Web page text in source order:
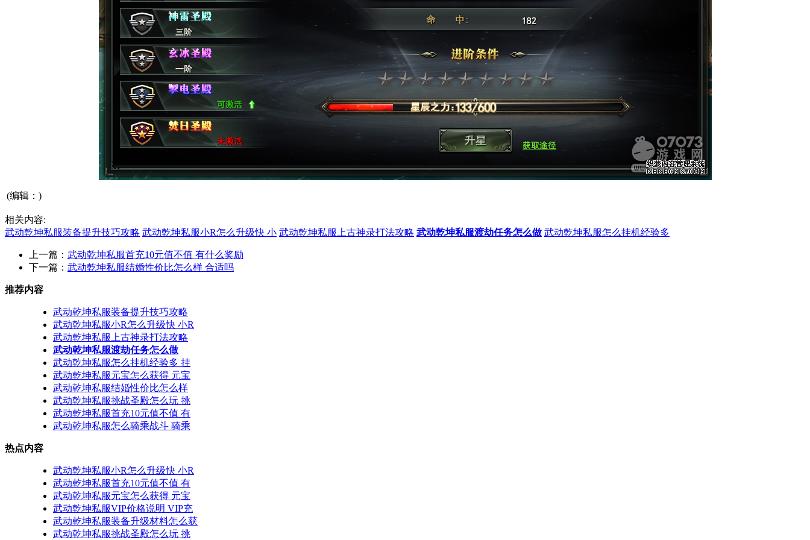
(编辑：)
相关内容:
武动乾坤私服装备提升技巧攻略 武动乾坤私服小R怎么升级快 小 武动乾坤私服上古神录打法攻略 武动乾坤私服渡劫任务怎么做 武动乾坤私服怎么挂机经验多
上一篇： 武动乾坤私服首充10元值不值 有什么奖励
下一篇： 武动乾坤私服结婚性价比怎么样 合适吗
推荐内容
武动乾坤私服装备提升技巧攻略
武动乾坤私服小R怎么升级快 小R
武动乾坤私服上古神录打法攻略
武动乾坤私服渡劫任务怎么做
武动乾坤私服怎么挂机经验多 挂
武动乾坤私服元宝怎么获得 元宝
武动乾坤私服结婚性价比怎么样
武动乾坤私服挑战圣殿怎么玩 挑
武动乾坤私服首充10元值不值 有
武动乾坤私服怎么骑乘战斗 骑乘
热点内容
武动乾坤私服小R怎么升级快 小R
武动乾坤私服首充10元值不值 有
武动乾坤私服元宝怎么获得 元宝
武动乾坤私服VIP价格说明 VIP充
武动乾坤私服装备升级材料怎么获
武动乾坤私服挑战圣殿怎么玩 挑